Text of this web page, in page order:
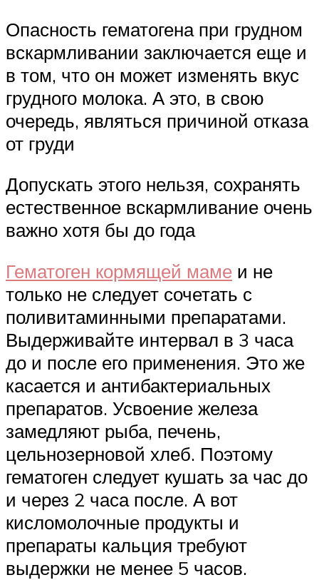
Опасность гематогена при грудном
вскармливании заключается еще и
в том, что он может изменять вкус
грудного молока. А это, в свою
очередь, являться причиной отказа
от груди
Допускать этого нельзя, сохранять
естественное вскармливание очень
важно хотя бы до года
Гематоген кормящей маме и не
только не следует сочетать с
поливитаминными препаратами.
Выдерживайте интервал в 3 часа
до и после его применения. Это же
касается и антибактериальных
препаратов. Усвоение железа
замедляют рыба, печень,
цельнозерновой хлеб. Поэтому
гематоген следует кушать за час до
и через 2 часа после. А вот
кисломолочные продукты и
препараты кальция требуют
выдержки не менее 5 часов.